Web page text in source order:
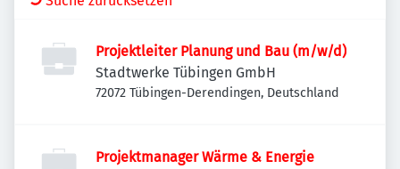
Projektleiter Planung und Bau (m/w/d)
Stadtwerke Tübingen GmbH
72072 Tübingen-Derendingen, Deutschland
Projektmanager Wärme & Energie